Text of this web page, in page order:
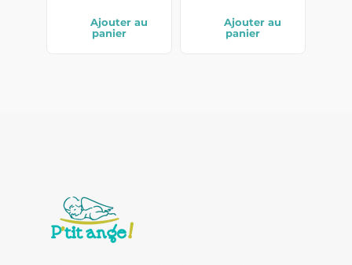
Ajouter au
panier
Ajouter au
panier